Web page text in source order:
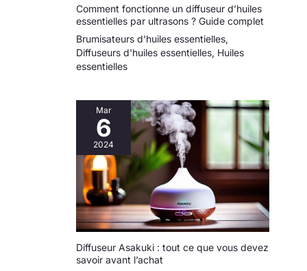
Comment fonctionne un diffuseur d’huiles
essentielles par ultrasons ? Guide complet
Brumisateurs d'huiles essentielles,
Diffuseurs d'huiles essentielles, Huiles
essentielles
Mar
6
2024
Diffuseur Asakuki : tout ce que vous devez
savoir avant l’achat